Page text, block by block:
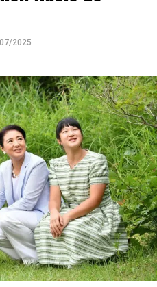
animale
experts, l’approche de
de nombreux
Son taux de
envers le bien-être
chaque traitement qu’il
2025